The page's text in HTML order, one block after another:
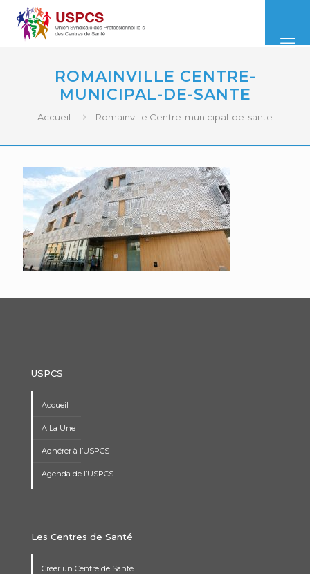
ROMAINVILLE CENTRE-
MUNICIPAL-DE-SANTE
Accueil Romainville Centre-municipal-de-sante
USPCS
Accueil
A La Une
Adhérer à l’USPCS
Agenda de l’USPCS
Les Centres de Santé
Créer un Centre de Santé